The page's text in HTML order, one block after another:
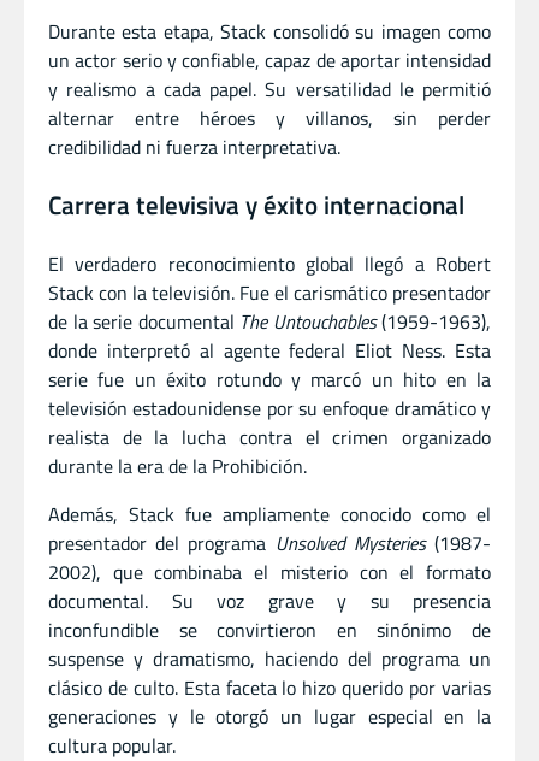
Durante esta etapa, Stack consolidó su imagen como
un actor serio y confiable, capaz de aportar intensidad
y realismo a cada papel. Su versatilidad le permitió
alternar entre héroes y villanos, sin perder
credibilidad ni fuerza interpretativa.
Carrera televisiva y éxito internacional
El verdadero reconocimiento global llegó a Robert
Stack con la televisión. Fue el carismático presentador
de la serie documental The Untouchables(1959-1963),
donde interpretó al agente federal Eliot Ness. Esta
serie fue un éxito rotundo y marcó un hito en la
televisión estadounidense por su enfoque dramático y
realista de la lucha contra el crimen organizado
durante la era de la Prohibición.
Además, Stack fue ampliamente conocido como el
presentador del programa Unsolved Mysteries(1987-
2002), que combinaba el misterio con el formato
documental. Su voz grave y su presencia
inconfundible se convirtieron en sinónimo de
suspense y dramatismo, haciendo del programa un
clásico de culto. Esta faceta lo hizo querido por varias
generaciones y le otorgó un lugar especial en la
cultura popular.